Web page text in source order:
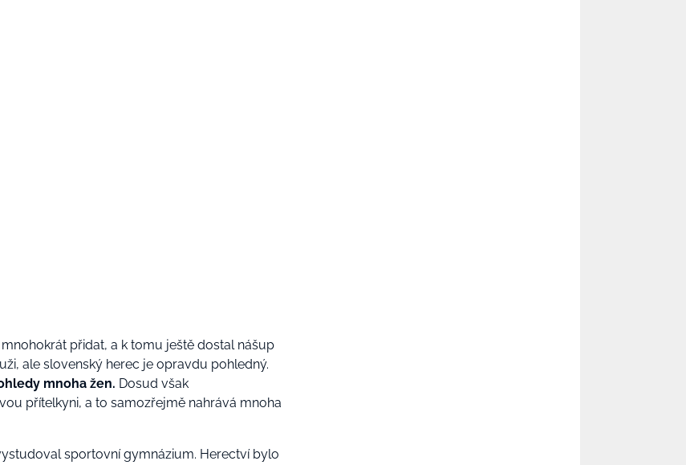
přidat, a k tomu ještě dostal nášup
ale slovenský herec je opravdu pohledný.
mnoha žen. Dosud však
přítelkyni, a to samozřejmě nahrává mnoha
sportovní gymnázium. Herectví bylo